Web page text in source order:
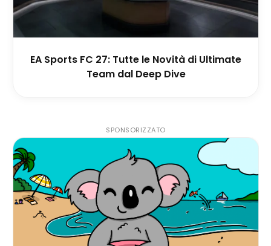
EA Sports FC 27: Tutte le Novità di Ultimate
Team dal Deep Dive
SPONSORIZZATO